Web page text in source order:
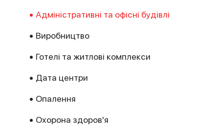
Адміністративні та офісні будівлі
Виробництво
Готелі та житлові комплекси
Дата центри
Опалення
Охорона здоров'я